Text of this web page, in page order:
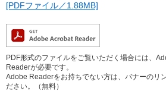
[PDFファイル／1.88MB]
PDF形式のファイルをご覧いただく場合には、
Readerが必要です。
Adobe Readerをお持ちでない方は、バナーのリ
ださい。（無料）